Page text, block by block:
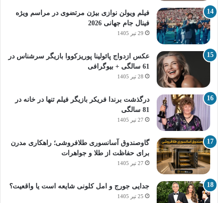
فیلم ویولن نوازی بیژن مرتضوی در مراسم ویژه
فینال جام جهانی 2026
29 تیر 1405
عکس ازدواج پائولینا پوریزکووا بازیگر سرشناس در
61 سالگی + بیوگرافی
28 تیر 1405
درگذشت برندا فریکر بازیگر فیلم تنها در خانه در
81 سالگی
27 تیر 1405
گاوصندوق آسانسوری طلافروشی؛ راهکاری مدرن
برای حفاظت از طلا و جواهرات
27 تیر 1405
جدایی جورج و امل کلونی شایعه است یا واقعیت؟
25 تیر 1405